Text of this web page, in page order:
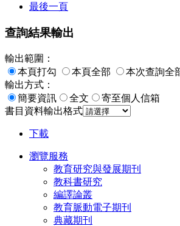
最後一頁
查詢結果輸出
輸出範圍：
本頁打勾
本頁全部
本次查詢全
輸出方式：
簡要資訊
全文
寄至個人信箱
書目資料輸出格式
下載
瀏覽服務
教育研究與發展期刊
教科書研究
編譯論叢
教育脈動電子期刊
典藏期刊